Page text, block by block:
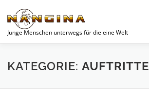
Inhalt
springen
Junge Menschen unterwegs für die eine Welt
SPENDEN AKTUELLES JUGEND
KATEGORIE: AUFTRITTE